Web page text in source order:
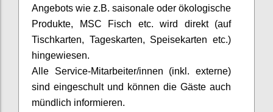
Angebots wie z.B. saisonale oder ökologische
Produkte, MSC Fisch etc. wird direkt (auf
Tischkarten, Tageskarten, Speisekarten etc.)
hingewiesen.
Alle Service-Mitarbeiter/innen (inkl. externe)
sind eingeschult und können die Gäste auch
mündlich informieren.